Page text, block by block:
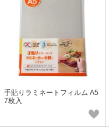
手貼りラミネートフィルム A5
7枚入